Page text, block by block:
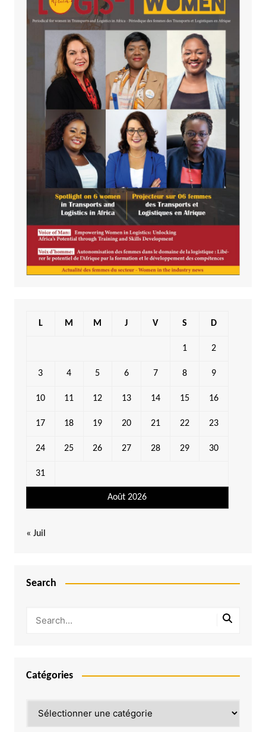
Août 2026
L M M J V S D
1 2
3 4 5 6 7 8 9
10 11 12 13 14 15 16
17 18 19 20 21 22 23
24 25 26 27 28 29 30
31
« Juil
Search
Catégories